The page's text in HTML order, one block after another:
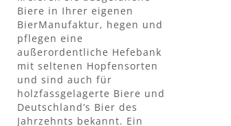
Biere in Ihrer eigenen
BierManufaktur, hegen und
pflegen eine
außerordentliche Hefebank
mit seltenen Hopfensorten
und sind auch für
holzfassgelagerte Biere und
Deutschland’s Bier des
Jahrzehnts bekannt. Ein